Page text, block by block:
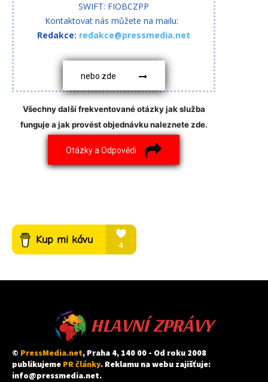
SWIFT: FIOBCZPP
Kontaktovat nás můžete na mailu:
Redakce: redakce@pressmedia.net
nebo zde
Všechny další frekventované otázky jak služba
funguje a jak provést objednávku naleznete zde.
Otázky a Odpovědi
HLAVNÍ ZPRÁVY
© PressMedia.net, Praha 4, 140 00 - Od roku 2008
publikujeme PR články. Reklamu na webu zajišťuje:
info@pressmedia.net.